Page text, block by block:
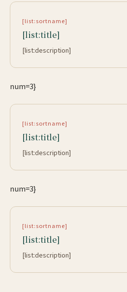
[list:sortname]
[list:title]
[list:description]
num=3}
[list:sortname]
[list:title]
[list:description]
num=3}
[list:sortname]
[list:title]
[list:description]